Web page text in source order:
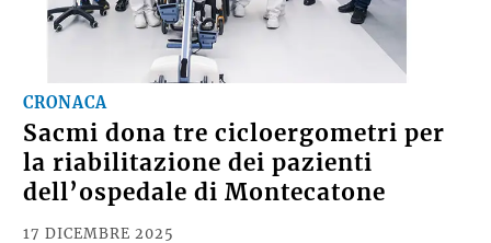
CRONACA
Sacmi dona tre cicloergometri per
la riabilitazione dei pazienti
dell’ospedale di Montecatone
17 DICEMBRE 2025